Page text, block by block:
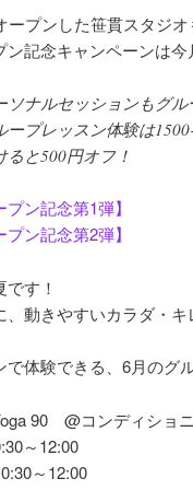
ープンした笹貫スタジオ
記念キャンペーンは今
ソナルセッションもグル
ープレッスン体験は
ると500円オフ！
ン記念第1弾】
ン記念第2弾】
す！
、動きやすいカラダ・
で体験できる、6月のグ
90 @コンディショ
～12:00
～12:00